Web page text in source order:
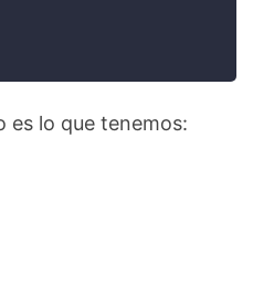
es lo que tenemos: